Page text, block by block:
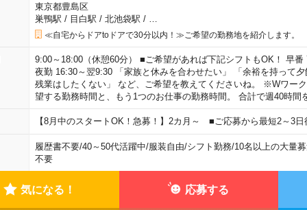
東京都豊島区
巣鴨駅 / 目白駅 / 北池袋駅 /
≪自宅からドアtoドアで30分以内！≫ご希望の勤務地を紹介します。
9:00～18:00（休憩60分） ■ご希望があれば下記シフトもOK！ 早
夜勤 16:30～翌9:30 「家族と休みを合わせたい」 「余裕を持って
残業はしたくない」 など、ご希望を教えてくださいね。 ※Wワー
望する勤務時間と、もう1つのお仕事の勤務時間。 合計で週40時間
【8月中のスタートOK！急募！】2カ月～ ■ご応募から最短2～3日
履歴書不要/40～50代活躍中/服装自由/シフト勤務/10名以上の大量
不要
気になる！ 応募する